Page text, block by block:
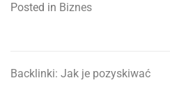
Posted in Biznes
Nawigacja
Backlinki: Jak je pozyskiwać